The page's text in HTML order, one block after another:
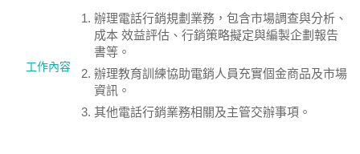
工作內容
辦理電話行銷規劃業務，包含市場調查與分析、
成本 效益評估、行銷策略擬定與編製企劃報告
書等。
辦理教育訓練協助電銷人員充實個金商品及市場
資訊。
其他電話行銷業務相關及主管交辦事項。